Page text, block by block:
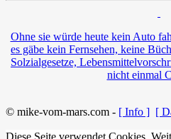
Ohne sie würde heute kein Auto
es gäbe kein Fernsehen, keine
Solzialgesetze,
nicht einmal
© mike-vom-mars.com - [ Info ] [
Diese Seite verwendet Cookies.